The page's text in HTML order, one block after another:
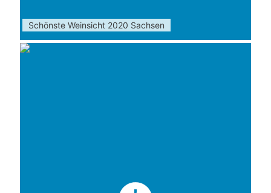
Schönste Weinsicht 2020 Sachsen